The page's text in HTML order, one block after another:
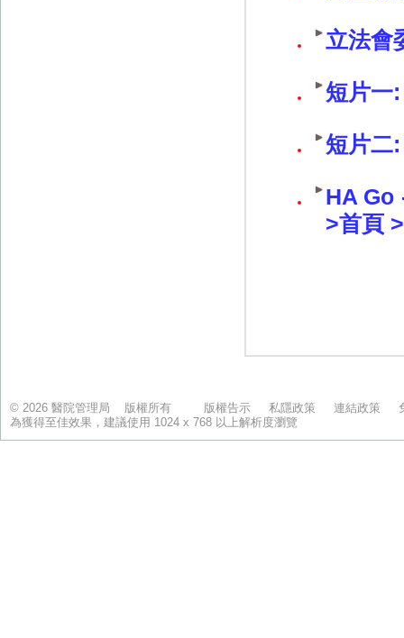
© 2026 醫院管理局 版權所有 版權告示 私隱政策 連結政策
為獲得至佳效果，建議使用 1024 x 768 以上解析度瀏覽